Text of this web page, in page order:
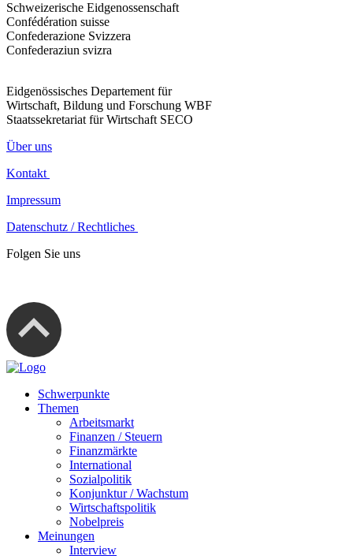
Schweizerische Eidgenossenschaft
Confédération suisse
Confederazione Svizzera
Confederaziun svizra
Eidgenössisches Departement für
Wirtschaft, Bildung und Forschung WBF
Staatssekretariat für Wirtschaft SECO
Über uns
Kontakt
Impressum
Datenschutz / Rechtliches
Folgen Sie uns
Schwerpunkte
Themen
Arbeitsmarkt
Finanzen / Steuern
Finanzmärkte
International
Sozialpolitik
Konjunktur / Wachstum
Wirtschaftspolitik
Nobelpreis
Meinungen
Interview